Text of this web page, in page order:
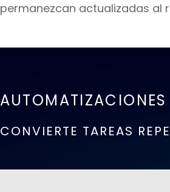
permanezcan actualizadas al
AUTOMATIZACIONES
CONVIERTE TAREAS